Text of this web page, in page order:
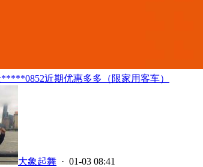
近期优惠多多（限家用客车）
大象起舞 · 01-03 08:41